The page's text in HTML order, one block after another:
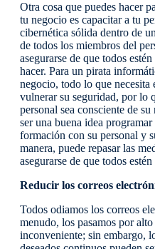
Otra cosa que puedes hacer
tu negocio es capacitar a tu
cibernética sólida dentro de
de todos los miembros del
asegurarse de que todos
hacer. Para un pirata
negocio, todo lo que necesita
vulnerar su seguridad, por lo
personal sea consciente de
ser una buena idea
formación con su personal y
manera, puede repasar las
asegurarse de que todos
Reducir los correos
Todos odiamos los correos
menudo, los pasamos por
inconveniente; sin embargo,